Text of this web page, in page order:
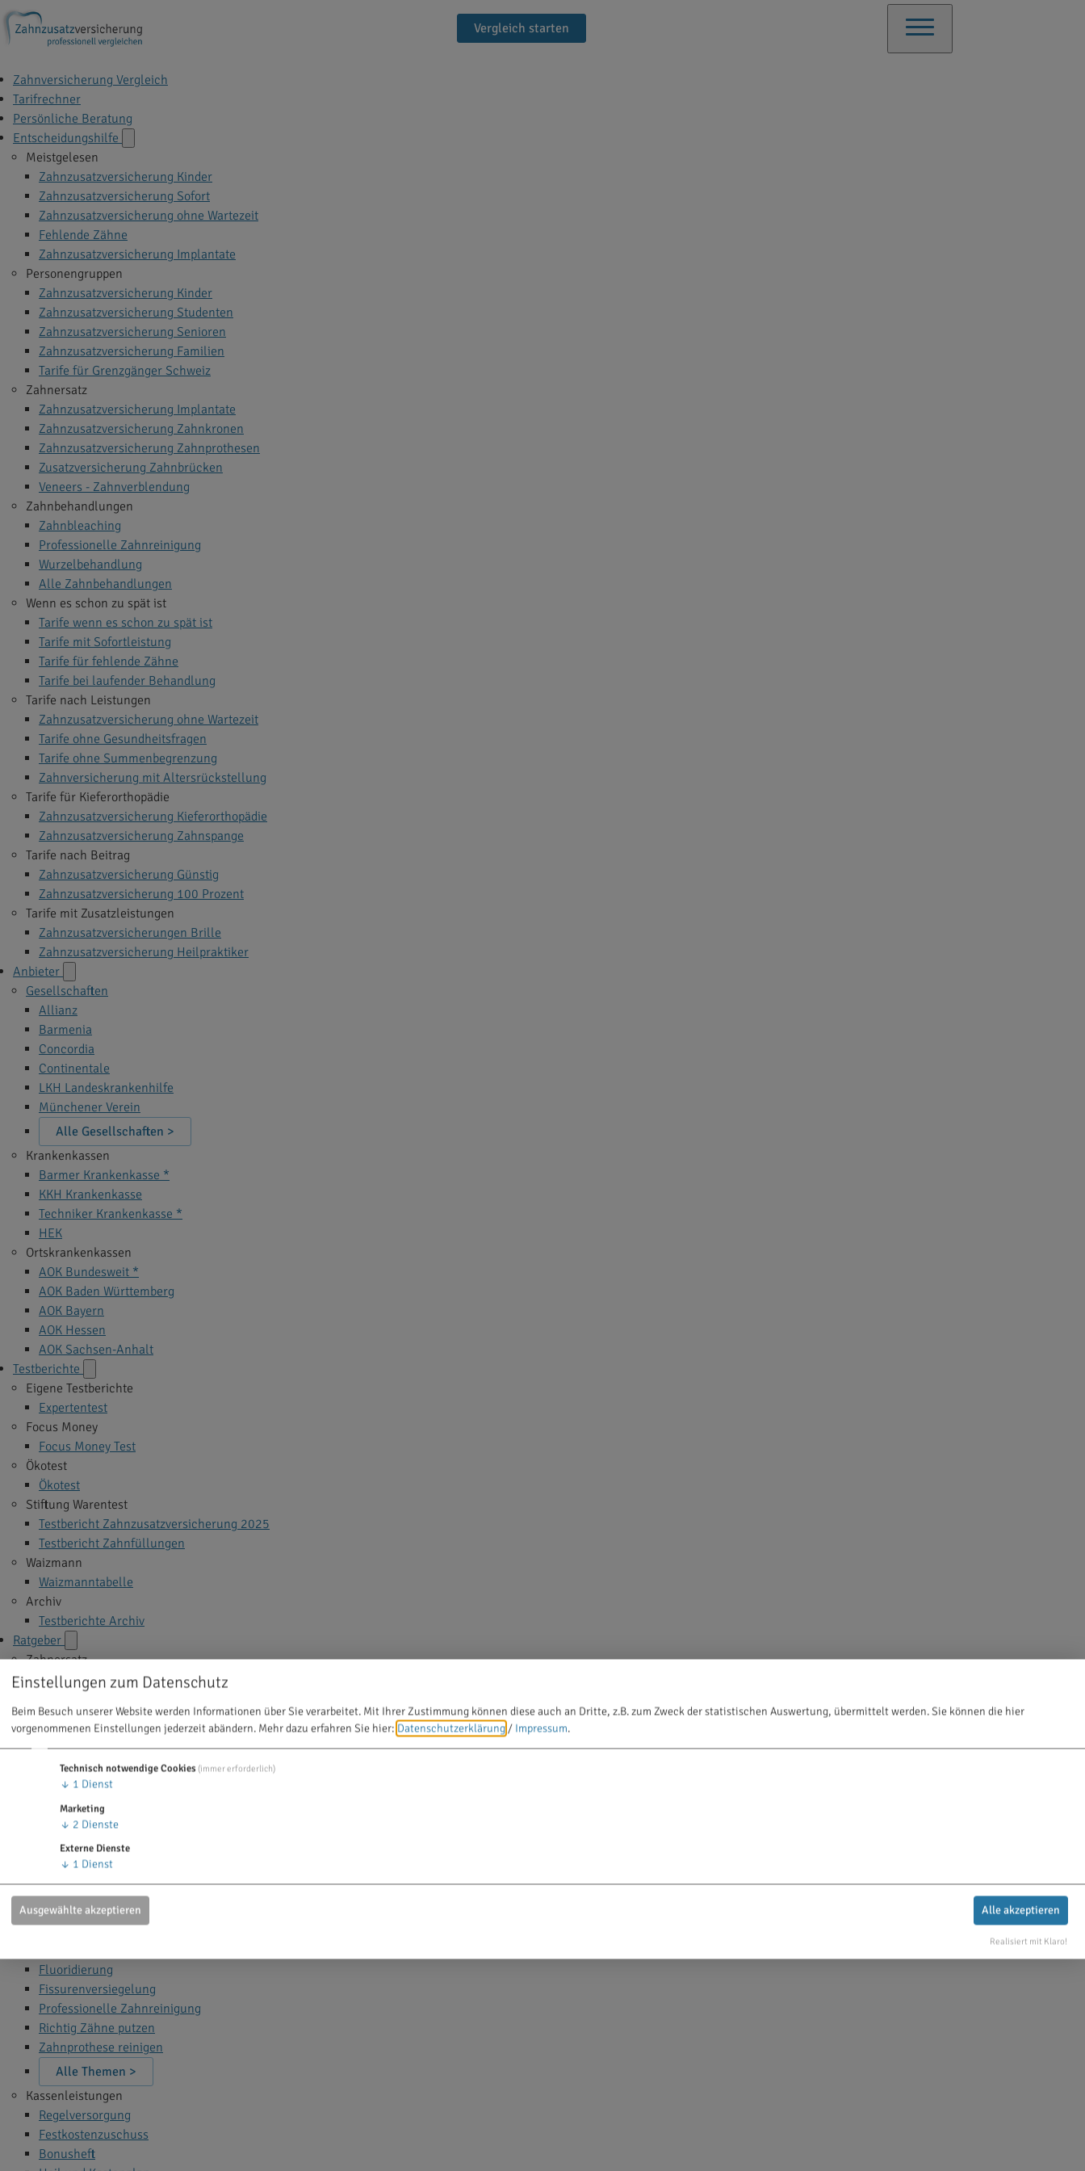
Vergleich starten
Zahnversicherung Vergleich
Tarifrechner
Persönliche Beratung
Entscheidungshilfe
Meistgelesen
Zahnzusatzversicherung Kinder
Zahnzusatzversicherung Sofort
Zahnzusatzversicherung ohne Wartezeit
Fehlende Zähne
Zahnzusatzversicherung Implantate
Personengruppen
Zahnzusatzversicherung Kinder
Zahnzusatzversicherung Studenten
Zahnzusatzversicherung Senioren
Zahnzusatzversicherung Familien
Tarife für Grenzgänger Schweiz
Zahnersatz
Zahnzusatzversicherung Implantate
Zahnzusatzversicherung Zahnkronen
Zahnzusatzversicherung Zahnprothesen
Zusatzversicherung Zahnbrücken
Veneers - Zahnverblendung
Zahnbehandlungen
Zahnbleaching
Professionelle Zahnreinigung
Wurzelbehandlung
Alle Zahnbehandlungen
Wenn es schon zu spät ist
Tarife wenn es schon zu spät ist
Tarife mit Sofortleistung
Tarife für fehlende Zähne
Tarife bei laufender Behandlung
Tarife nach Leistungen
Zahnzusatzversicherung ohne Wartezeit
Tarife ohne Gesundheitsfragen
Tarife ohne Summenbegrenzung
Zahnversicherung mit Altersrückstellung
Tarife für Kieferorthopädie
Zahnzusatzversicherung Kieferorthopädie
Zahnzusatzversicherung Zahnspange
Tarife nach Beitrag
Zahnzusatzversicherung Günstig
Zahnzusatzversicherung 100 Prozent
Tarife mit Zusatzleistungen
Zahnzusatzversicherungen Brille
Zahnzusatzversicherung Heilpraktiker
Anbieter
Gesellschaften
Allianz
Barmenia
Concordia
Continentale
LKH Landeskrankenhilfe
Münchener Verein
Alle Gesellschaften >
Krankenkassen
Barmer Krankenkasse *
KKH Krankenkasse
Techniker Krankenkasse *
HEK
Ortskrankenkassen
AOK Bundesweit *
AOK Baden Württemberg
AOK Bayern
AOK Hessen
AOK Sachsen-Anhalt
Testberichte
Eigene Testberichte
Expertentest
Focus Money
Focus Money Test
Ökotest
Ökotest
Stiftung Warentest
Testbericht Zahnzusatzversicherung 2025
Testbericht Zahnfüllungen
Waizmann
Waizmanntabelle
Archiv
Testberichte Archiv
Ratgeber
Zahnersatz
Implantate
Zahnkrone
Zahnbrücke
Alle Themen >
Zahnbehandlung
Zahn Bleaching
Zahnfüllung
Zahnspange
Wurzelbehandlung
Narkose beim Zahnarzt
Alle Themen >
Fluoridierung
Fissurenversiegelung
Professionelle Zahnreinigung
Richtig Zähne putzen
Zahnprothese reinigen
Alle Themen >
Kassenleistungen
Regelversorgung
Festkostenzuschuss
Bonusheft
Einstellungen zum Datenschutz
Beim Besuch unserer Website werden Informationen über Sie verarbeitet. Mit Ihrer Zustimmung können diese auch an Dritte, z.B. zum Zweck der statistischen Auswertung, übermittelt werden. Sie können die hier
vorgenommenen Einstellungen jederzeit abändern. Mehr dazu erfahren Sie hier: Datenschutzerklärung / Impressum.
Technisch notwendige Cookies (immer erforderlich)
↓ 1 Dienst
Marketing
↓ 2 Dienste
Externe Dienste
↓ 1 Dienst
Ausgewählte akzeptieren Alle akzeptieren
Realisiert mit Klaro!